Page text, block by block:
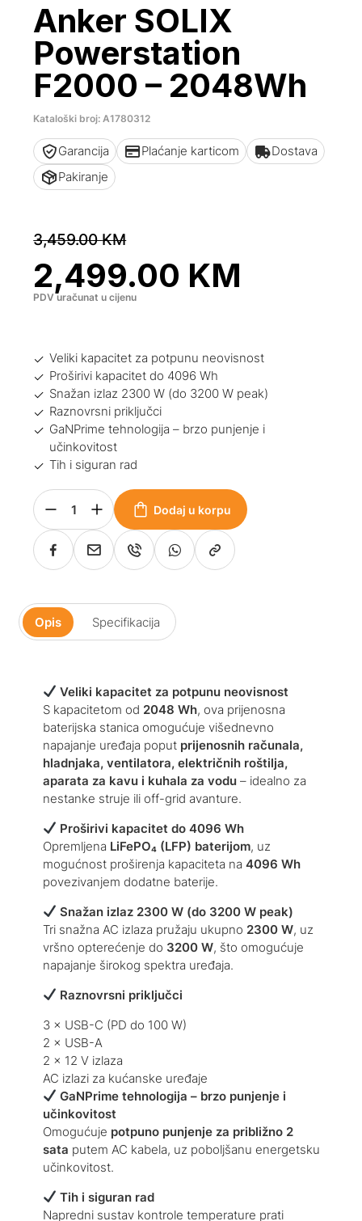
Anker SOLIX
Powerstation
F2000 – 2048Wh
Kataloški broj: A1780312
Garancija Plaćanje karticom
Dostava
Pakiranje
3,459.00KM
2,499.00 KM
PDV uračunat u cijenu
Veliki kapacitet za potpunu neovisnost
Proširivi kapacitet do 4096 Wh
Snažan izlaz 2300 W (do 3200 W peak)
Raznovrsni priključci
GaNPrime tehnologija – brzo punjenje i
učinkovitost
Tih i siguran rad
Dodaj u korpu
Opis Specifikacija
Veliki kapacitet za potpunu neovisnost
S kapacitetom od 2048 Wh, ova prijenosna
baterijska stanica omogućuje višednevno
napajanje uređaja poput prijenosnih računala,
hladnjaka, ventilatora, električnih roštilja,
aparata za kavu i kuhala za vodu– idealno za
nestanke struje ili off-grid avanture.
Proširivi kapacitet do 4096 Wh
Opremljena LiFePO₄ (LFP) baterijom, uz
mogućnost proširenja kapaciteta na 4096 Wh
povezivanjem dodatne baterije.
Snažan izlaz 2300 W (do 3200 W peak)
Tri snažna AC izlaza pružaju ukupno 2300 W, uz
vršno opterećenje do 3200 W, što omogućuje
napajanje širokog spektra uređaja.
Raznovrsni priključci
3 × USB-C (PD do 100 W)
2 × USB-A
2 × 12 V izlaza
AC izlazi za kućanske uređaje
GaNPrime tehnologija – brzo punjenje i
učinkovitost
Omogućuje potpuno punjenje za približno 2
sata putem AC kabela, uz poboljšanu energetsku
učinkovitost.
Tih i siguran rad
Napredni sustav kontrole temperature prati